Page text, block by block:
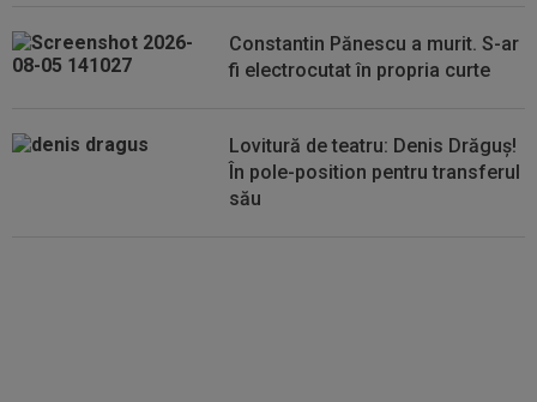
14:17 EXCLUSIV
”Cine e FCSB”? Victor Pițurcă nu
s-a putut abține și a spus-o
Constantin Pănescu a murit. S-ar
fi electrocutat în propria curte
Lovitură de teatru: Denis Drăguș!
În pole-position pentru transferul
său